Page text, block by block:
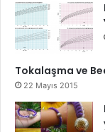
Tokalaşma ve
22 Mayıs 2015